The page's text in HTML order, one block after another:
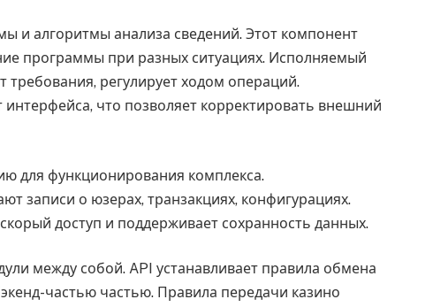
и алгоритмы анализа сведений. Этот компонент
программы при разных ситуациях. Исполняемый
требования, регулирует ходом операций.
что позволяет корректировать внешний
для функционирования комплекса.
записи о юзерах, транзакциях, конфигурациях.
доступ и поддерживает сохранность данных.
между собой. API устанавливает правила обмена
частью частью. Правила передачи казино